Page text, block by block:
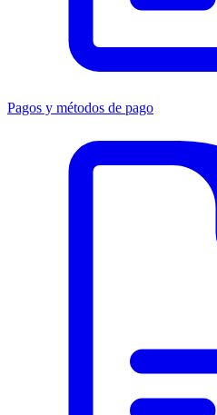
Pagos y métodos de pago